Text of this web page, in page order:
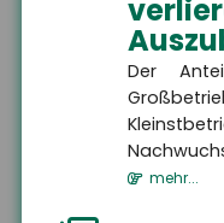
Der
mehr...